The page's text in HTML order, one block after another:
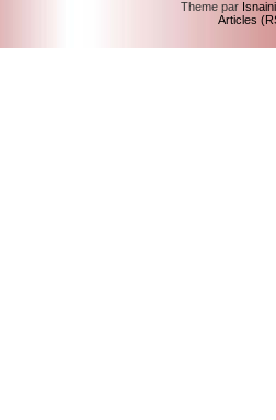
Theme par
Articles